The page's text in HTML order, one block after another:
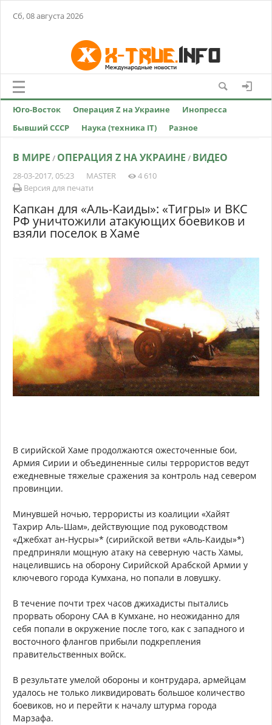
Сб, 08 августа 2026
Юго-Восток Операция Z на Украине
Инопресса
Бывший СССР
Наука (техника IT) Разное
В МИРЕ / ОПЕРАЦИЯ Z НА УКРАИНЕ / ВИДЕО
28-03-2017, 05:23 MASTER
4 610
Версия для печати
Капкан для «Аль-Каиды»: «Тигры» и ВКС
РФ уничтожили атакующих боевиков и
взяли поселок в Хаме
В сирийской Хаме продолжаются ожесточенные бои,
Армия Сирии и объединенные силы террористов ведут
ежедневные тяжелые сражения за контроль над севером
провинции.
Минувшей ночью, террористы из коалиции «Хайят
Тахрир Аль-Шам», действующие под руководством
«Джебхат ан-Нусры»* (сирийской ветви «Аль-Каиды»*)
предприняли мощную атаку на северную часть Хамы,
нацелившись на оборону Сирийской Арабской Армии у
ключевого города Кумхана, но попали в ловушку.
В течение почти трех часов джихадисты пытались
прорвать оборону САА в Кумхане, но неожиданно для
себя попали в окружение после того, как с западного и
восточного флангов прибыли подкрепления
правительственных войск.
В результате умелой обороны и контрудара, армейцам
удалось не только ликвидировать большое количество
боевиков, но и перейти к началу штурма города
Марзафа.